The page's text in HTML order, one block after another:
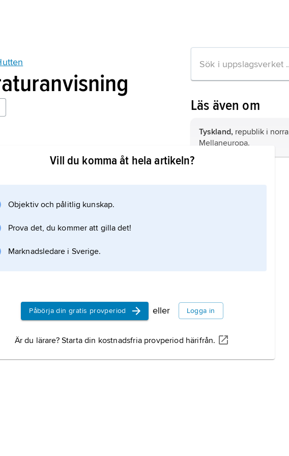
Guajak och Franska sjukan
Vill du komma åt hela artikeln?
Objektiv och pålitlig kunskap.
Prova det, du kommer att gilla det!
Marknadsledare i Sverige.
Påbörja din gratis provperiod eller Logga in
Är du lärare? Starta din kostnadsfria provperiod härifrån.
Läs även om
Tyskland, republik i norra
Mellaneuropa.